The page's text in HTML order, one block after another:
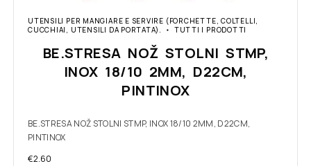
UTENSILI PER MANGIARE E SERVIRE (FORCHETTE, COLTELLI,
CUCCHIAI, UTENSILI DA PORTATA).
TUTTI I PRODOTTI
BE.STRESA NOŽ STOLNI STMP,
INOX 18/10 2MM, D22CM,
PINTINOX
BE.STRESA NOŽ STOLNI STMP, INOX 18/10 2MM, D22CM,
PINTINOX
€2.60